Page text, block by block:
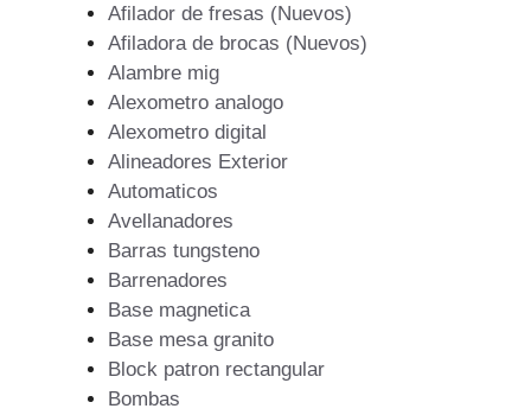
Afilador de fresas (Nuevos)
Afiladora de brocas (Nuevos)
Alambre mig
Alexometro analogo
Alexometro digital
Alineadores Exterior
Automaticos
Avellanadores
Barras tungsteno
Barrenadores
Base magnetica
Base mesa granito
Block patron rectangular
Bombas